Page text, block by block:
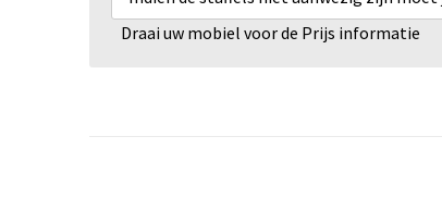
Draai uw mobiel voor de Prijs informatie